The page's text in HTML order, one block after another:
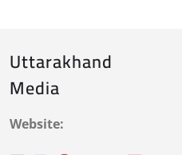
Uttarakhand
Media
Website: